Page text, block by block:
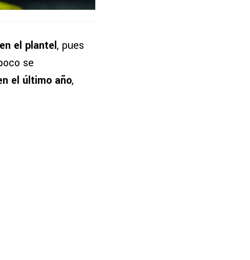
el plantel, pues
se
el último año,